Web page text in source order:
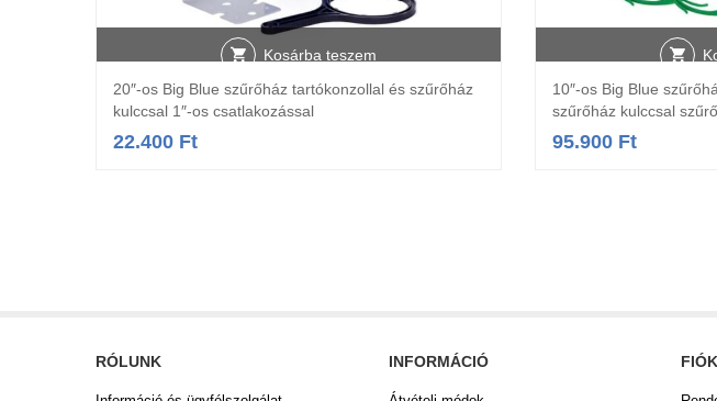
Kosárba teszem
20″-os Big Blue szűrőház tartókonzollal és szűrőház
kulccsal 1″-os csatlakozással
22.400 Ft
10″-os Big Blue
szűrőház kulccsal
95.900 Ft
RÓLUNK INFORMÁCIÓ